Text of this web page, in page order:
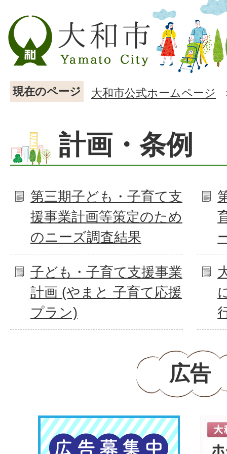
現在のページ 大和市公式ホームページ
計画・条例
第三期子ども・子育て支
援事業計画等策定のため
のニーズ調査結果
子ども・子育て支援事業
計画 (やまと 子育て応援
プラン)
広告